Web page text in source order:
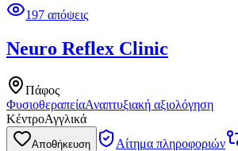
197 απόψεις
Neuro Reflex Clinic
Πάφος
ΦυσιοθεραπείαΑναπτυξιακή αξιολόγηση
ΚέντροΑγγλικά
Αποθήκευση
Αίτημα πληροφοριών